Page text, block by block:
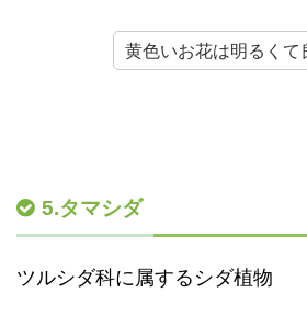
黄色いお花は明るくて
5.タマシダ
ツルシダ科に属するシダ植物